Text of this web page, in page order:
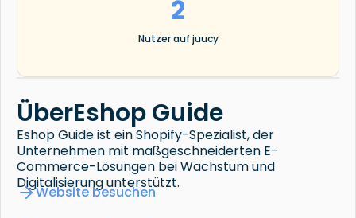
2
Nutzer auf juucy
ÜberEshop Guide
Eshop Guide ist ein Shopify-Spezialist, der
Unternehmen mit maßgeschneiderten E-
Commerce-Lösungen bei Wachstum und
Digitalisierung unterstützt.
Website besuchen